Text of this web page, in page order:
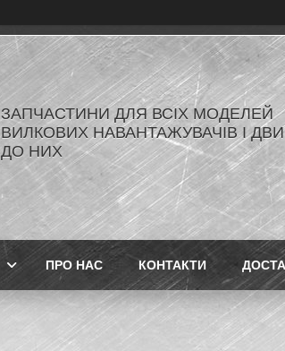
ЗАПЧАСТИНИ ДЛЯ ВСІХ МОДЕЛЕЙ
ВИЛКОВИХ НАВАНТАЖУВАЧІВ І
ДО НИХ
ПРО НАС КОНТАКТИ